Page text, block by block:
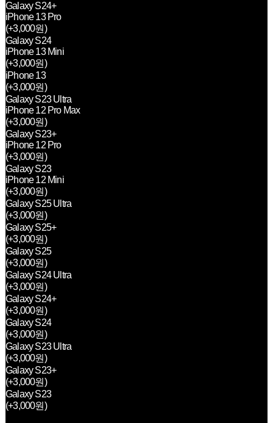
Galaxy S24+
iPhone 13 Pro
(+3,000원)
Galaxy S24
iPhone 13 Mini
(+3,000원)
iPhone 13
(+3,000원)
Galaxy S23 Ultra
iPhone 12 Pro Max
(+3,000원)
Galaxy S23+
iPhone 12 Pro
(+3,000원)
Galaxy S23
iPhone 12 Mini
(+3,000원)
Galaxy S25 Ultra
(+3,000원)
Galaxy S25+
(+3,000원)
Galaxy S25
(+3,000원)
Galaxy S24 Ultra
(+3,000원)
Galaxy S24+
(+3,000원)
Galaxy S24
(+3,000원)
Galaxy S23 Ultra
(+3,000원)
Galaxy S23+
(+3,000원)
Galaxy S23
(+3,000원)